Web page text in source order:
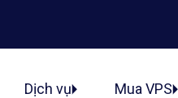
Dịch vụ Mua VPS